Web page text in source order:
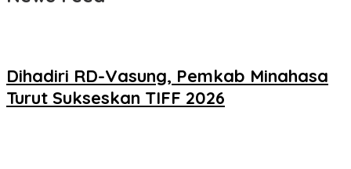
Dihadiri RD-Vasung, Pemkab Minahasa
Turut Sukseskan TIFF 2026